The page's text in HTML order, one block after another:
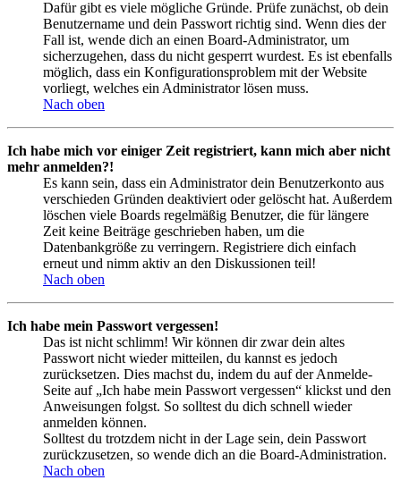
Dafür gibt es viele mögliche Gründe. Prüfe zunächst, ob dein
Benutzername und dein Passwort richtig sind. Wenn dies der
Fall ist, wende dich an einen Board-Administrator, um
sicherzugehen, dass du nicht gesperrt wurdest. Es ist ebenfalls
möglich, dass ein Konfigurationsproblem mit der Website
vorliegt, welches ein Administrator lösen muss.
Nach oben
Ich habe mich vor einiger Zeit registriert, kann mich aber nicht
mehr anmelden?!
Es kann sein, dass ein Administrator dein Benutzerkonto aus
verschieden Gründen deaktiviert oder gelöscht hat. Außerdem
löschen viele Boards regelmäßig Benutzer, die für längere
Zeit keine Beiträge geschrieben haben, um die
Datenbankgröße zu verringern. Registriere dich einfach
erneut und nimm aktiv an den Diskussionen teil!
Nach oben
Ich habe mein Passwort vergessen!
Das ist nicht schlimm! Wir können dir zwar dein altes
Passwort nicht wieder mitteilen, du kannst es jedoch
zurücksetzen. Dies machst du, indem du auf der Anmelde-
Seite auf „Ich habe mein Passwort vergessen“ klickst und den
Anweisungen folgst. So solltest du dich schnell wieder
anmelden können.
Solltest du trotzdem nicht in der Lage sein, dein Passwort
zurückzusetzen, so wende dich an die Board-Administration.
Nach oben